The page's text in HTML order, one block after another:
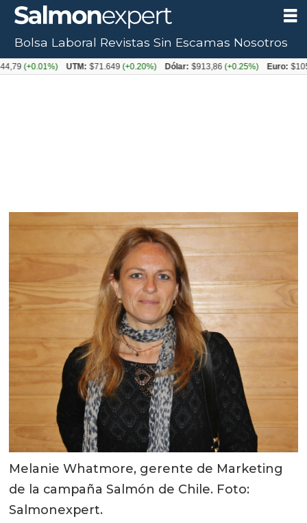
Melanie Whatmore, gerente de Marketing
de la campaña Salmón de Chile. Foto:
Salmonexpert.
Bolsa Laboral Revistas Sin Escamas Nosotros
UTM: $71.649(+0.20%) Dólar: $913,86(+0.25%) Euro: $1053,08(-